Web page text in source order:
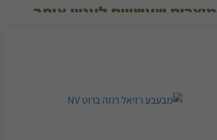
מוצרים שעשויים לעניין אותך